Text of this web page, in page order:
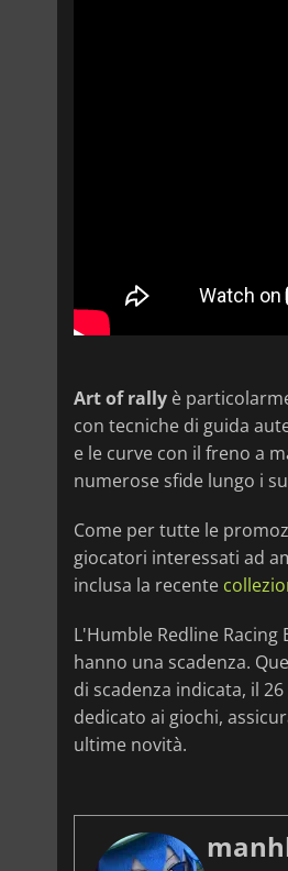
Art of rally è
con tecniche di guida
e le curve con il freno a
numerose sfide lungo i
Come per tutte le
giocatori interessati ad
inclusa la recente
L'Humble Redline
hanno una scadenza.
di scadenza indicata, il
dedicato ai giochi,
ultime novità.